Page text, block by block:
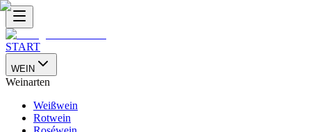
START
WEIN
Weinarten
Weißwein
Rotwein